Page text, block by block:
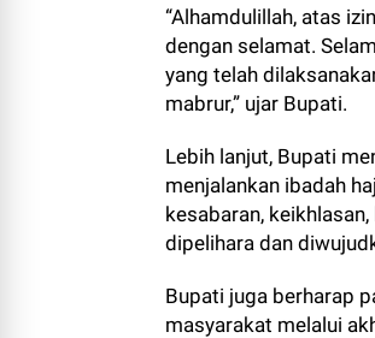
“Alhamdulillah, atas
dengan selamat.
yang telah
mabrur,” ujar Bupati.
Lebih lanjut, Bupati
menjalankan ibadah
kesabaran,
dipelihara dan
Bupati juga berharap
masyarakat melalui